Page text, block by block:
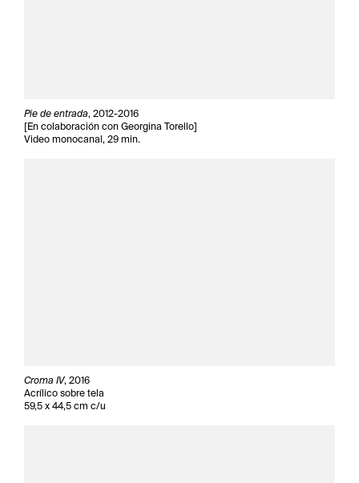
Pie de entrada, 2012-2016
[En colaboración con Georgina Torello]
Video monocanal, 29 min.
Croma IV, 2016
Acrílico sobre tela
59,5 x 44,5 cm c/u